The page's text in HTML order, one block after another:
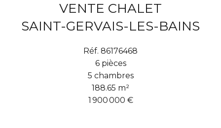
VENTE CHALET
SAINT-GERVAIS-LES-BAINS
Réf. 86176468
6 pièces
5 chambres
188.65 m²
1 900 000 €